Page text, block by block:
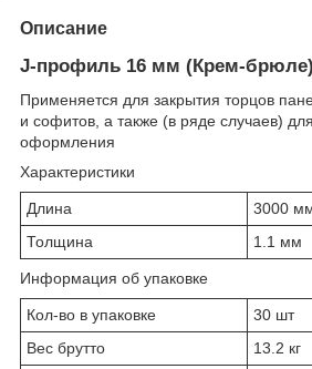
Описание
J-профиль 16 мм (Крем-брюле)
Применяется для закрытия торцов
и софитов, а также (в ряде случаев)
оформления
Характеристики
Длина
3000
Толщина
1.1 мм
Информация об упаковке
Кол-во в упаковке
30 шт
Вес брутто
13.2 кг